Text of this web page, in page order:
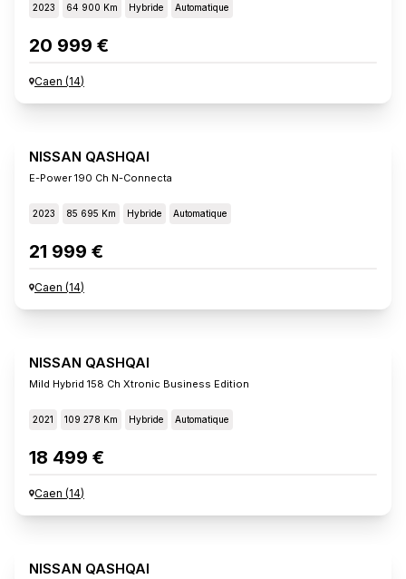
2023 64 900 Km Hybride Automatique
20 999 €
Caen (14)
NISSAN QASHQAI
E-Power 190 Ch N-Connecta
2023 85 695 Km Hybride Automatique
21 999 €
Caen (14)
NISSAN QASHQAI
Mild Hybrid 158 Ch Xtronic Business Edition
2021 109 278 Km Hybride Automatique
18 499 €
Caen (14)
NISSAN QASHQAI